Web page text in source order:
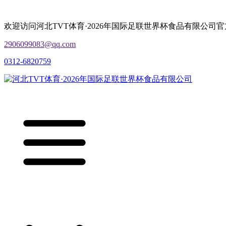
欢迎访问河北TVT体育·2026年国际足联世界杯食品有限公司官
2906099083@qq.com
0312-6820759